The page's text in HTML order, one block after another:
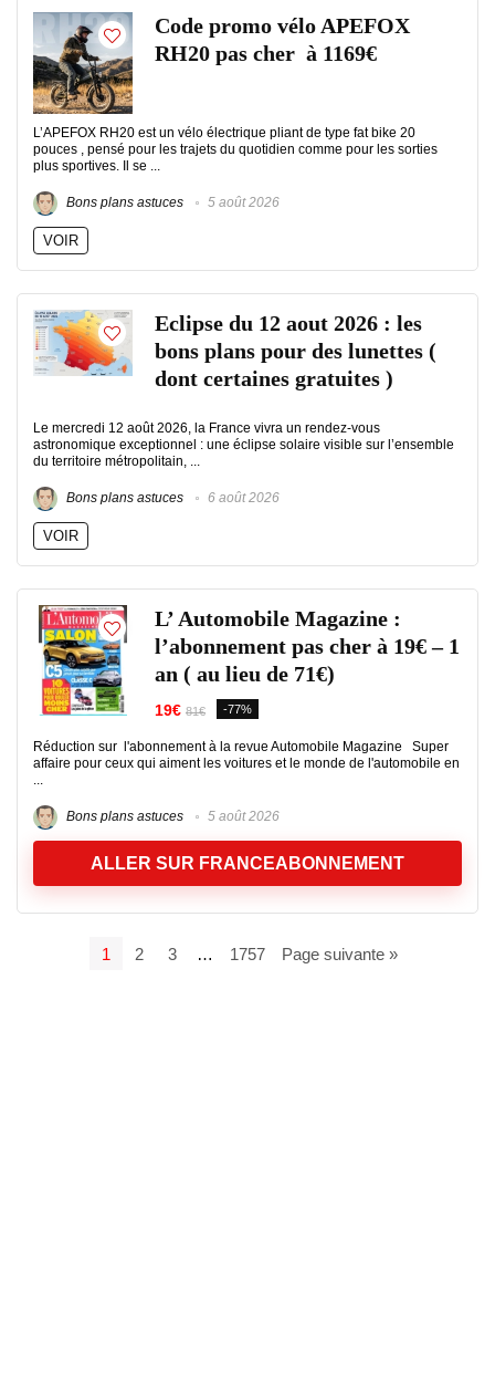
Code promo vélo APEFOX
RH20 pas cher à 1169€
L’APEFOX RH20 est un vélo électrique pliant de type fat bike 20
pouces , pensé pour les trajets du quotidien comme pour les sorties
plus sportives. Il se ...
Bons plans astuces 5 août 2026
VOIR
Eclipse du 12 aout 2026 : les
bons plans pour des lunettes (
dont certaines gratuites )
Le mercredi 12 août 2026, la France vivra un rendez-vous
astronomique exceptionnel : une éclipse solaire visible sur l’ensemble
du territoire métropolitain, ...
Bons plans astuces 6 août 2026
VOIR
L’ Automobile Magazine :
l’abonnement pas cher à 19€ – 1
an ( au lieu de 71€)
19€ 81€ -77%
Réduction sur l'abonnement à la revue Automobile Magazine Super
affaire pour ceux qui aiment les voitures et le monde de l'automobile en
...
Bons plans astuces 5 août 2026
ALLER SUR FRANCEABONNEMENT
1 2 3 … 1757 Page suivante »